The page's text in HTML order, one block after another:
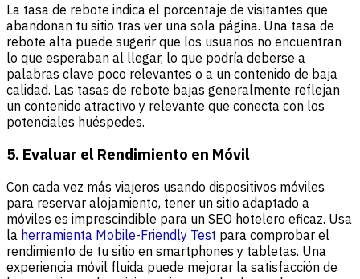
La tasa de rebote indica el porcentaje de visitantes que
abandonan tu sitio tras ver una sola página. Una tasa de
rebote alta puede sugerir que los usuarios no encuentran
lo que esperaban al llegar, lo que podría deberse a
palabras clave poco relevantes o a un contenido de baja
calidad. Las tasas de rebote bajas generalmente reflejan
un contenido atractivo y relevante que conecta con los
potenciales huéspedes.
5. Evaluar el Rendimiento en Móvil
Con cada vez más viajeros usando dispositivos móviles
para reservar alojamiento, tener un sitio adaptado a
móviles es imprescindible para un SEO hotelero eficaz. Usa
la herramienta Mobile-Friendly Test para comprobar el
rendimiento de tu sitio en smartphones y tabletas. Una
experiencia móvil fluida puede mejorar la satisfacción de